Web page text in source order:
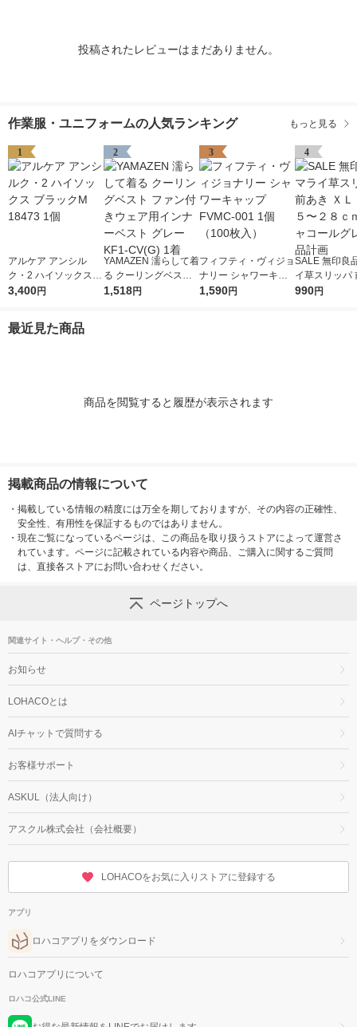
投稿されたレビューはまだありません。
作業服・ユニフォームの人気ランキング もっと見る
1
アルケア アンシル
ク・2 ハイソックス
ブラックM 18473 1個
3,400円
2
YAMAZEN 濡らして着
る クーリングベスト
ファン付きウェア用イ
1,518円
3
フィフティ・ヴィジョ
ナリー シャワーキャ
ップ FVMC-001 1個
1,590円
4
SALE 無印良
イ草スリッパ
ＸＬ ２６．５
990円
最近見た商品
商品を閲覧すると履歴が表示されます
掲載商品の情報について
・ 掲載している情報の精度には万全を期しておりますが、その内容の正確性、
安全性、有用性を保証するものではありません。
・ 現在ご覧になっているページは、この商品を取り扱うストアによって運営さ
れています。ページに記載されている内容や商品、ご購入に関するご質問
は、直接各ストアにお問い合わせください。
ページトップへ
関連サイト・ヘルプ・その他
お知らせ
LOHACOとは
AIチャットで質問する
お客様サポート
ASKUL（法人向け）
アスクル株式会社（会社概要）
LOHACOをお気に入りストアに登録する
アプリ
ロハコアプリをダウンロード
ロハコアプリについて
ロハコ公式LINE